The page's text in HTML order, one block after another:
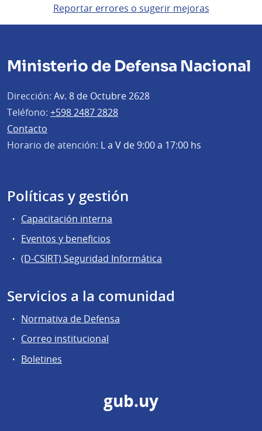
Reportar errores o sugerir mejoras
Ministerio de Defensa Nacional
Dirección: Av. 8 de Octubre 2628
Teléfono: +598 2487 2828
Contacto
Horario de atención: L a V de 9:00 a 17:00 hs
Políticas y gestión
Capacitación interna
Eventos y beneficios
(D-CSIRT) Seguridad Informática
Servicios a la comunidad
Normativa de Defensa
Correo institucional
Boletines
gub.uy